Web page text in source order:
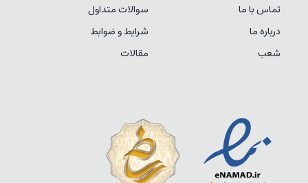
تماس با ما
درباره ما
شعب
سوالات متداول
شرایط و ضوابط
مقالات